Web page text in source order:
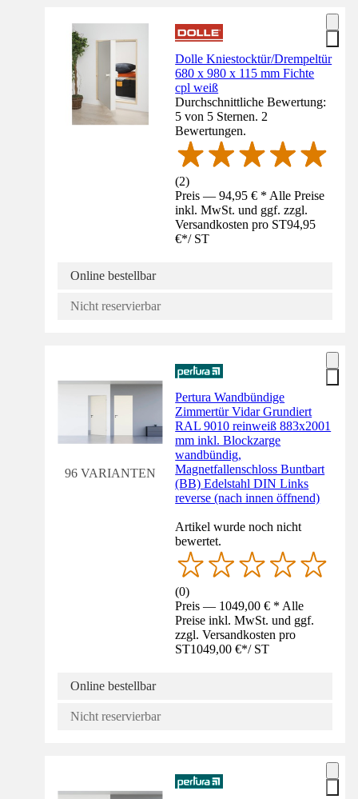
Dolle Kniestocktür/Drempeltür
680 x 980 x 115 mm Fichte
cpl weiß
Durchschnittliche Bewertung:
5 von 5 Sternen. 2
Bewertungen.
(2)
Preis — 94,95 € * Alle Preise
inkl. MwSt. und ggf. zzgl.
Versandkosten pro ST94,95
€*/ ST
Online bestellbar
Nicht reservierbar
96 VARIANTEN
Pertura Wandbündige
Zimmertür Vidar Grundiert
RAL 9010 reinweiß 883x2001
mm inkl. Blockzarge
wandbündig,
Magnetfallenschloss Buntbart
(BB) Edelstahl DIN Links
reverse (nach innen öffnend)
Artikel wurde noch nicht
bewertet.
(0)
Preis — 1049,00 € * Alle
Preise inkl. MwSt. und ggf.
zzgl. Versandkosten pro
ST1049,00 €*/ ST
Online bestellbar
Nicht reservierbar